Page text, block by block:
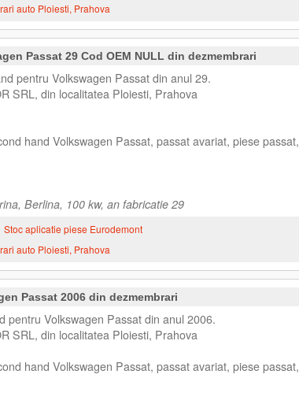
auto Ploiesti, Prahova
Passat 29 Cod OEM NULL din dezmembrari
pentru Volkswagen Passat din anul 29.
SRL, din localitatea Ploiesti, Prahova
hand Volkswagen Passat, passat avariat, piese passat,
Berlina, 100 kw, an fabricatie 29
Stoc aplicatie piese Eurodemont
auto Ploiesti, Prahova
Passat 2006 din dezmembrari
pentru Volkswagen Passat din anul 2006.
SRL, din localitatea Ploiesti, Prahova
hand Volkswagen Passat, passat avariat, piese passat,